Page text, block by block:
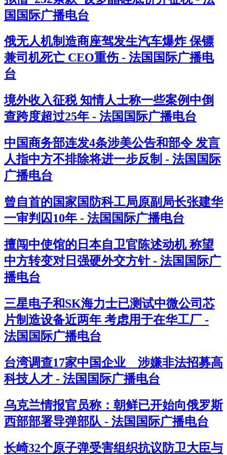
国国际广播电台
俄无人机制造商座驾发生汽车爆炸 保镖
兼司机死亡 CEO重伤 - 法国国际广播电
台
境外收入征税 知情人士称一些案例中倒
查跨度超过25年 - 法国国际广播电台
中国商务部连发4条涉美公告和部令 发言
人指中方不排除将进一步反制 - 法国国际
广播电台
曾自首的国家国防科工局原副局长张建华
一审判囚10年 - 法国国际广播电台
擅闯中使馆的日本自卫官陈述动机 称望
中方转变对日强硬外交方针 - 法国国际广
播电台
三星电子和SK海力士已测试中微公司芯
片制造设备近两年 考虑用于在华工厂 -
法国国际广播电台
台湾调查17家中国企业 涉嫌非法招募高
科技人才 - 法国国际广播电台
乌克兰情报官员称：朝鲜已开始向俄罗斯
西部部署导弹部队 - 法国国际广播电台
长崎32个原子弹受害组织抗议防卫大臣与